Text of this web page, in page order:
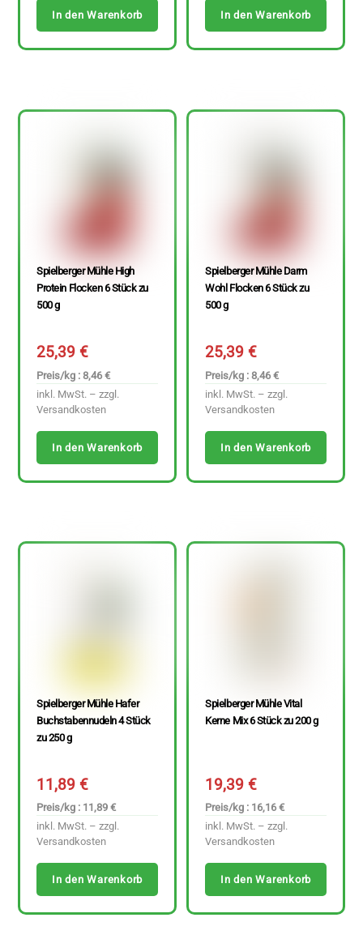
In den Warenkorb In den Warenkorb
Spielberger Mühle High
Protein Flocken 6 Stück zu
500 g
25,39€
Preis/kg : 8,46 €
inkl. MwSt. – zzgl.
Versandkosten
In den Warenkorb
Spielberger Mühle Darm
Wohl Flocken 6 Stück zu
500 g
25,39€
Preis/kg : 8,46 €
inkl. MwSt. – zzgl.
Versandkosten
In den Warenkorb
Spielberger Mühle Hafer
Buchstabennudeln 4 Stück
zu 250 g
11,89€
Preis/kg : 11,89 €
inkl. MwSt. – zzgl.
Versandkosten
In den Warenkorb
Spielberger Mühle Vital
Kerne Mix 6 Stück zu 200 g
19,39€
Preis/kg : 16,16 €
inkl. MwSt. – zzgl.
Versandkosten
In den Warenkorb